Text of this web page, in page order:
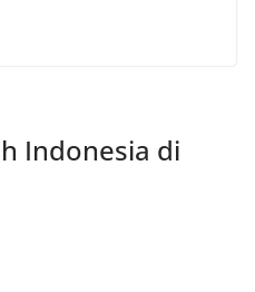
Indonesia di